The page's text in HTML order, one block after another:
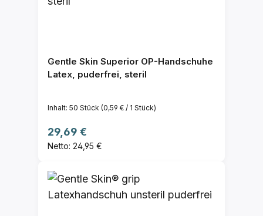
Gentle Skin Superior OP-Handschuhe
Latex, puderfrei, steril
Inhalt: 50 Stück (0,59 € / 1 Stück)
Regulärer Preis:
29,69 €
Netto: 24,95 €